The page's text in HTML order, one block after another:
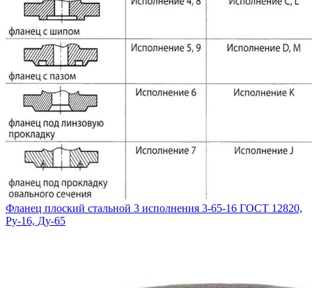
Фланец плоский стальной 3 исполнения 3-65-16 ГОСТ 12820,
Ру-16, Ду-65